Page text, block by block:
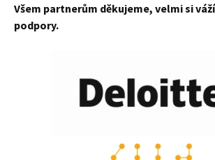
Všem partnerům děkujeme, velmi si
podpory.